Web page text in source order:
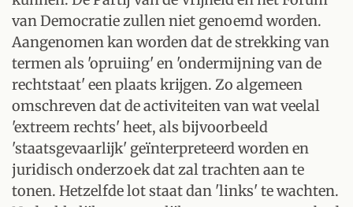
van Democratie zullen niet genoemd worden.
Aangenomen kan worden dat de strekking van
termen als 'opruiing' en 'ondermijning van de
rechtstaat' een plaats krijgen. Zo algemeen
omschreven dat de activiteiten van wat veelal
'extreem rechts' heet, als bijvoorbeeld
'staatsgevaarlijk' geïnterpreteerd worden en
juridisch onderzoek dat zal trachten aan te
tonen. Hetzelfde lot staat dan 'links' te wachten.